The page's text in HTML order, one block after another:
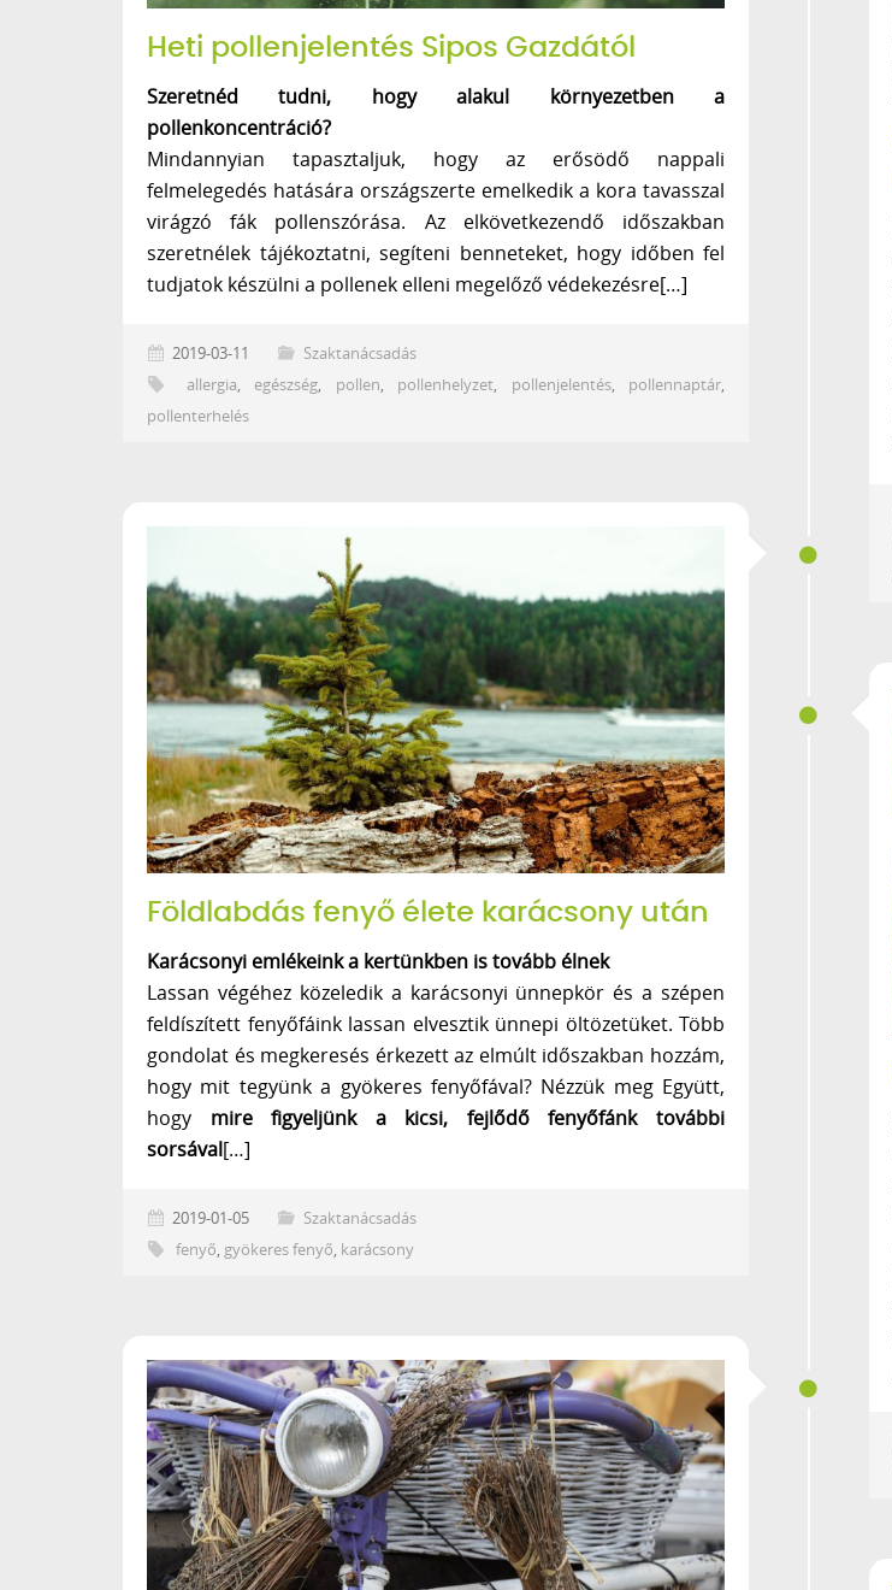
Heti pollenjelentés Sipos Gazdától
Szeretnéd tudni, hogy alakul környezetben a
pollenkoncentráció?
Mindannyian tapasztaljuk, hogy az erősödő nappali
felmelegedés hatására országszerte emelkedik a kora tavasszal
virágzó fák pollenszórása. Az elkövetkezendő időszakban
szeretnélek tájékoztatni, segíteni benneteket, hogy időben fel
tudjatok készülni a pollenek elleni megelőző védekezésre[…]
2019-03-11
Szaktanácsadás
allergia, egészség, pollen, pollenhelyzet, pollenjelentés, pollennaptár,
pollenterhelés
Földlabdás fenyő élete karácsony után
Karácsonyi emlékeink a kertünkben is tovább élnek
Lassan végéhez közeledik a karácsonyi ünnepkör és a szépen
feldíszített fenyőfáink lassan elvesztik ünnepi öltözetüket. Több
gondolat és megkeresés érkezett az elmúlt időszakban hozzám,
hogy mit tegyünk a gyökeres fenyőfával? Nézzük meg Együtt,
hogy mire figyeljünk a kicsi, fejlődő fenyőfánk további
sorsával[…]
2019-01-05
Szaktanácsadás
fenyő, gyökeres fenyő, karácsony